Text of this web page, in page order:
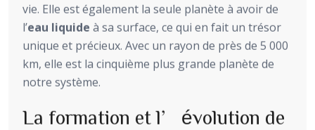
vie. Elle est également la seule planète à avoir de
l’eau liquide à sa surface, ce qui en fait un trésor
unique et précieux. Avec un rayon de près de 5 000
km, elle est la cinquième plus grande planète de
notre système.
La formation et l’évolution de